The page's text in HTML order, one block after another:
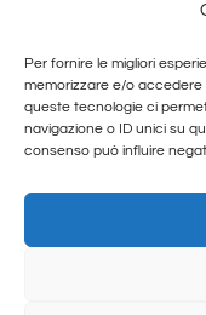
Per fornire le migliori
memorizzare e/o accedere
queste tecnologie ci
navigazione o ID unici su
consenso può influire
Calamandrei
Policy
Allegra Toscana Arezzo
© Copyright 2012 -